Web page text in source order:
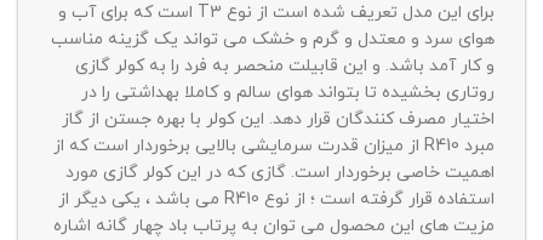
برای این مدل تعریف شده است از نوع T3 است که برای آب و
هوای سرد و معتدل و گرم و خشک می تواند یک گزینه مناسب
و کار آمد باشد. و این قابیلت منحصر به فرد را به کولر گازی‌
روتاری بخشیده تا بتواند هوای سالم و کاملا بهداشتی را در
اختیار مصرف کنندگان قرار دهد. این کولر با بهره جستن از گاز
مبرد R410 از میزان قدرت سرمایشی بالایی برخوردار است که از
اهمیت خاصی برخوردار است. گازی که در این کولر گازی مورد
استفاده قرار گرفته است ؛ از نوع R410 می باشد ، یکی دیگر از
مزیت های این محصول می توان به پرتاب باد چهار گانه اشاره